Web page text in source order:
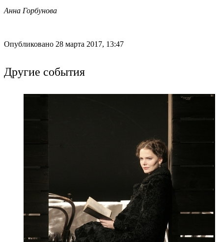
Анна Горбунова
Опубликовано 28 марта 2017, 13:47
Другие события